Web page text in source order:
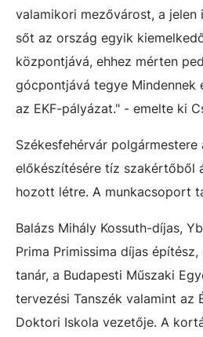
valamikori mezővárost, a jelen
sőt az ország egyik
központjává, ehhez mérten
gócpontjává tegye Mindennek
az EKF-pályázat." - emelte ki
Székesfehérvár polgármestere
előkészítésére tíz szakértőből
hozott létre. A munkacsoport
Balázs Mihály Kossuth-díjas,
Prima Primissima díjas
tanár, a Budapesti Műszaki
tervezési Tanszék valamint az
Doktori Iskola vezetője. A